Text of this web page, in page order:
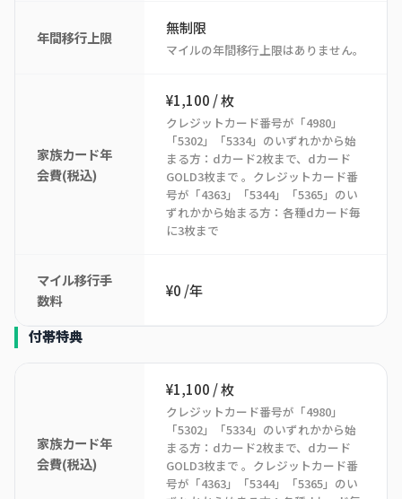
年間移行上限
無制限
マイルの年間移行上限はありません。
家族カード年
会費(税込)
¥1,100 / 枚
クレジットカード番号が「4980」
「5302」「5334」のいずれかから始
まる方：dカード2枚まで、dカード
GOLD3枚まで 。クレジットカード番
号が「4363」「5344」「5365」のい
ずれかから始まる方：各種dカード毎
に3枚まで
マイル移行手
数料
¥0 /年
付帯特典
家族カード年
会費(税込)
¥1,100 / 枚
クレジットカード番号が「4980」
「5302」「5334」のいずれかから始
まる方：dカード2枚まで、dカード
GOLD3枚まで 。クレジットカード番
号が「4363」「5344」「5365」のい